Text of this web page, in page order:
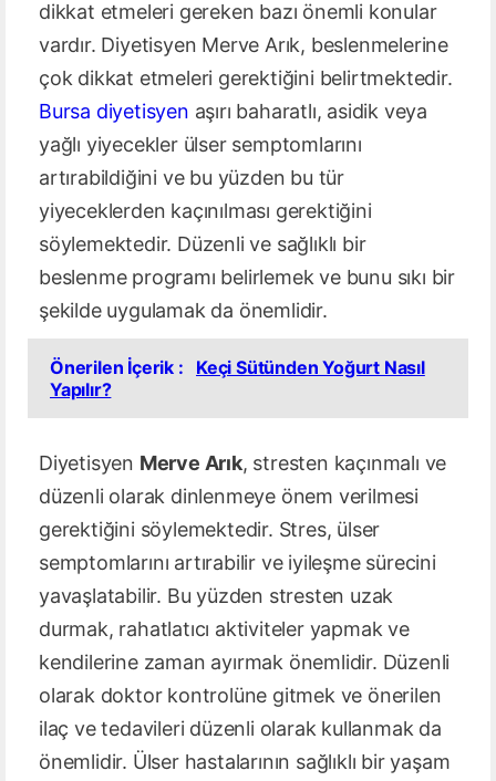
dikkat etmeleri gereken bazı önemli konular
vardır. Diyetisyen Merve Arık, beslenmelerine
çok dikkat etmeleri gerektiğini belirtmektedir.
Bursa diyetisyen aşırı baharatlı, asidik veya
yağlı yiyecekler ülser semptomlarını
artırabildiğini ve bu yüzden bu tür
yiyeceklerden kaçınılması gerektiğini
söylemektedir. Düzenli ve sağlıklı bir
beslenme programı belirlemek ve bunu sıkı bir
şekilde uygulamak da önemlidir.
Önerilen İçerik :
Keçi Sütünden Yoğurt Nasıl
Yapılır?
Diyetisyen Merve Arık, stresten kaçınmalı ve
düzenli olarak dinlenmeye önem verilmesi
gerektiğini söylemektedir. Stres, ülser
semptomlarını artırabilir ve iyileşme sürecini
yavaşlatabilir. Bu yüzden stresten uzak
durmak, rahatlatıcı aktiviteler yapmak ve
kendilerine zaman ayırmak önemlidir. Düzenli
olarak doktor kontrolüne gitmek ve önerilen
ilaç ve tedavileri düzenli olarak kullanmak da
önemlidir. Ülser hastalarının sağlıklı bir yaşam